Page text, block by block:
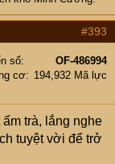
#393
số
OF-486994
cơ
194,932 Mã lực
trà, lắng nghe
tuyệt vời để trở